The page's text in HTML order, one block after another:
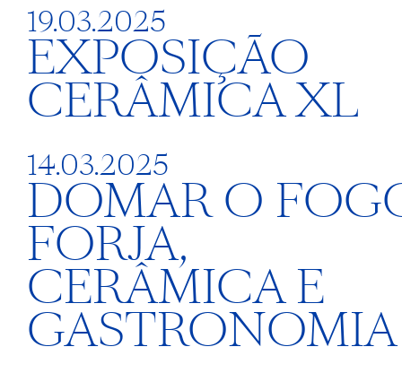
19.03.2025
EXPOSIÇÃO
CERÂMICA XL
14.03.2025
DOMAR O
FORJA,
CERÂMICA E
GASTRONOMIA